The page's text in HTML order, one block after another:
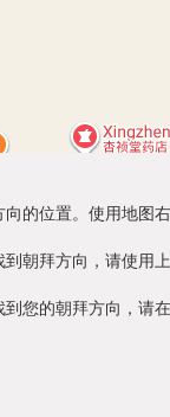
的位置。使用地图
朝拜方向，请使用
您的朝拜方向，请